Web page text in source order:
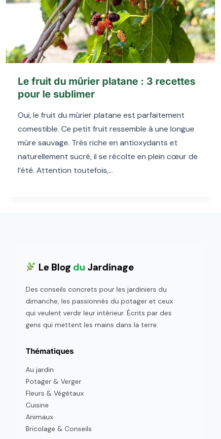
Le fruit du mûrier platane : 3 recettes
pour le sublimer
Oui, le fruit du mûrier platane est parfaitement
comestible. Ce petit fruit ressemble à une longue
mûre sauvage. Très riche en antioxydants et
naturellement sucré, il se récolte en plein cœur de
l’été. Attention toutefois,…
Le Blog du Jardinage
Des conseils concrets pour les jardiniers du
dimanche, les passionnés du potager et ceux
qui veulent verdir leur intérieur. Écrits par des
gens qui mettent les mains dans la terre.
Thématiques
Au jardin
Potager & Verger
Fleurs & Végétaux
Cuisine
Animaux
Bricolage & Conseils